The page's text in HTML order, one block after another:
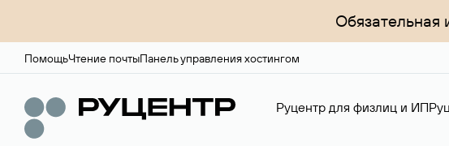
Обязательная
ПомощьЧтение почтыПанель управления хостингом
Руцентр для физлиц и ИП